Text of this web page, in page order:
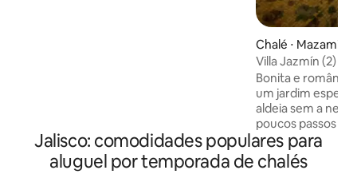
Farmácias, Cafés, Restaurantes e Bares
de todas as categorias.
Chalé ⋅ Mazamitla
Villa Jazmín (2)
Churrasqueira -
Bonita e
um jardim
aldeia sem a
poucos passos
um lugar único
rodeado por
exóticas. Terraço
Jalisco: comodidades populares para
aluguel por temporada de chalés